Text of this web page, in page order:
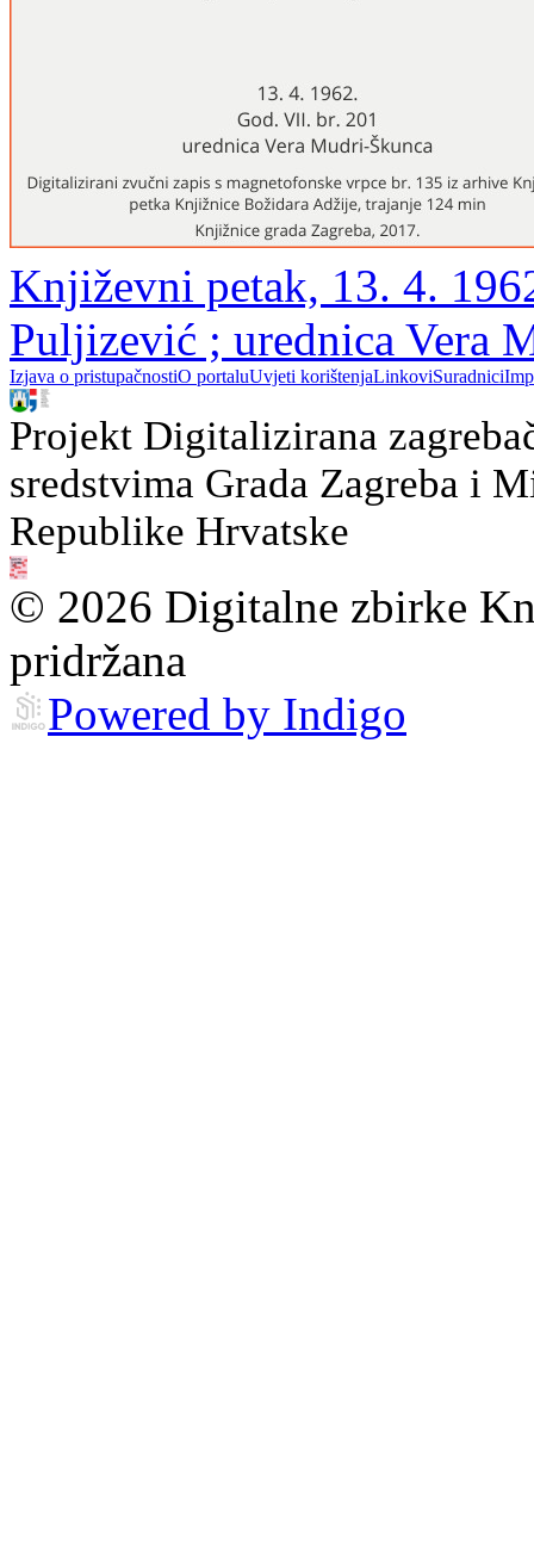
Književni petak, 13. 4.
Puljizević ; urednica Vera
Izjava o pristupačnostiO portaluUvjeti korištenjaLinkoviSuradnici
Projekt Digitalizirana
sredstvima Grada Zagreba i
Republike Hrvatske
© 2026 Digitalne zbirke
pridržana
Powered by Indigo